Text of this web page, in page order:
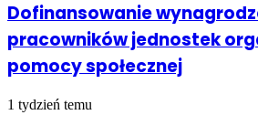
Dofinansowanie
pracowników jednostek
pomocy społecznej
1 tydzień temu